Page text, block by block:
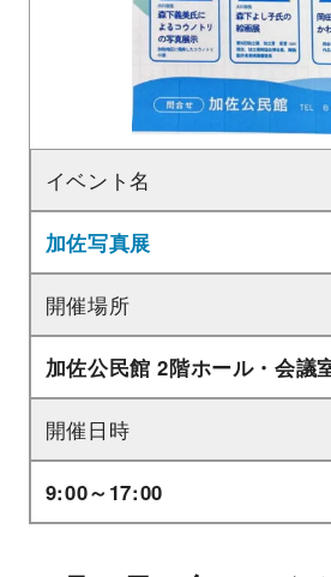
イベント名
加佐写真展
開催場所
加佐公民館 2階ホール・会議
開催日時
9:00～17:00